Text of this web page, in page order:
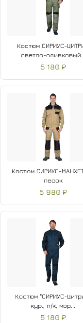
Костюм СИРИУС-
светло-
5 180 ₽
Костюм СИРИУС-
песок
5 980 ₽
Костюм "СИРИУС-
кур., п/к, мор...
5 180 ₽